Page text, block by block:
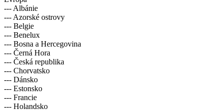
--- Albánie
--- Azorské ostrovy
--- Belgie
--- Benelux
--- Bosna a Hercegovina
--- Černá Hora
--- Česká republika
--- Chorvatsko
--- Dánsko
--- Estonsko
--- Francie
--- Holandsko